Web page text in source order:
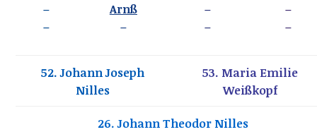
–
–
Arnß
–
–
–
–
–
52. Johann Joseph
Nilles
53. Maria Emilie
Weißkopf
26. Johann Theodor Nilles